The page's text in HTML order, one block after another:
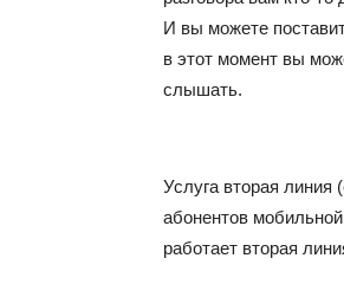
И вы можете
в этот момент вы
слышать.
Услуга вторая
абонентов
работает вторая